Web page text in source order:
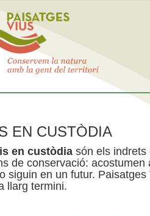
EN CUSTÒDIA
en custòdia són els indrets
de conservació:
siguin en un futur.
llarg termini.